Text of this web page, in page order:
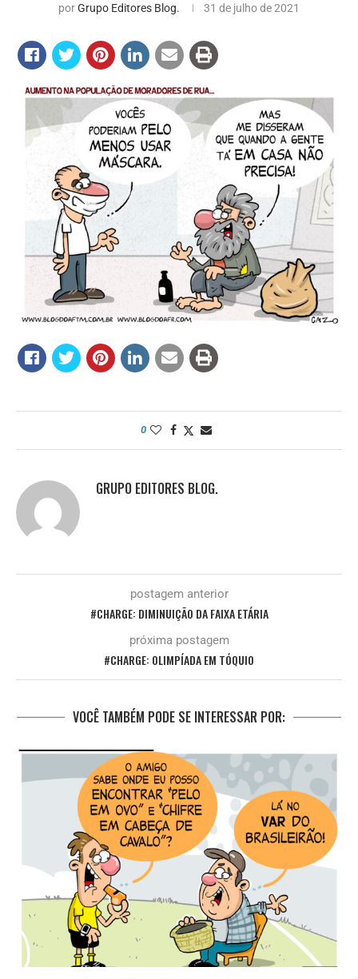
porGrupo Editores Blog. 31 de julho de 2021
0
GRUPO EDITORES BLOG.
postagem anterior
#CHARGE: DIMINUIÇÃO DA FAIXA ETÁRIA
próxima postagem
#CHARGE: OLIMPÍADA EM TÓQUIO
VOCÊ TAMBÉM PODE SE INTERESSAR POR: